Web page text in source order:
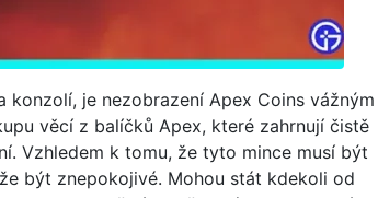
konzolí, je nezobrazení Apex Coins vážným
věcí z balíčků Apex, které zahrnují čistě
Vzhledem k tomu, že tyto mince musí být
být znepokojivé. Mohou stát kdekoli od